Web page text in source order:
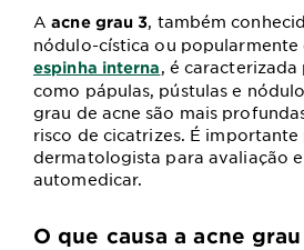
Aacne grau 3, também
nódulo-cística ou popularmente
espinha interna, é caracterizada
como pápulas, pústulas e
grau de acne são mais
risco de cicatrizes. É importante
dermatologista para avaliação e
automedicar.
O que causa a acne